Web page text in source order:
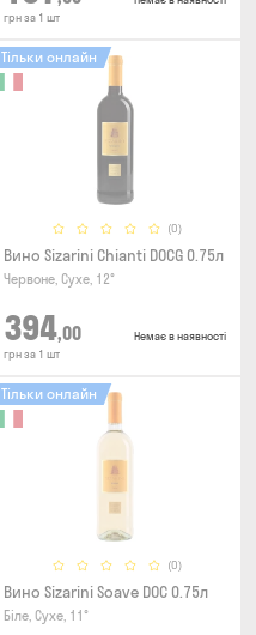
грн за 1 шт
(0)
Тільки онлайн
Вино Sizarini Chianti DOCG 0.75л
Червоне, Сухе, 12°
394,00
грн за 1 шт
Немає в наявності
(0)
Тільки онлайн
Вино Sizarini Soave DOC 0.75л
Біле, Сухе, 11°